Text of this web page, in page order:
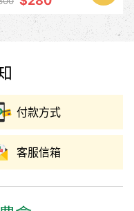
付款方式
客服信箱